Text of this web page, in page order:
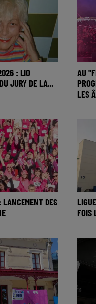
: LIO
JURY DE LA...
AU
LES
LANCEMENT DES
FOIS